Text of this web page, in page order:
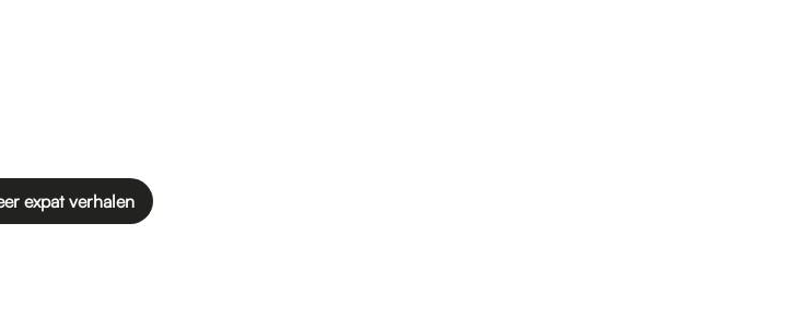
expat verhalen